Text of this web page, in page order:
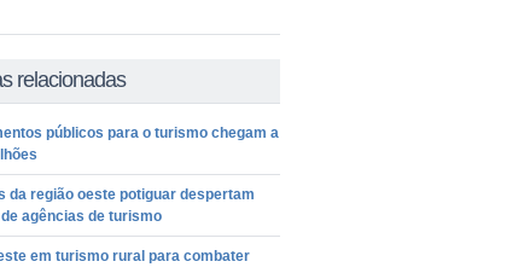
relacionadas
públicos para o turismo chegam a
da região oeste potiguar despertam
agências de turismo
em turismo rural para combater